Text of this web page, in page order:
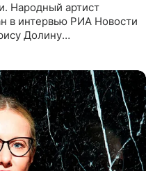
Народный артист
в интервью РИА Новости
Долину